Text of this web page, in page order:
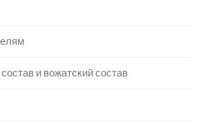
и вожатский состав